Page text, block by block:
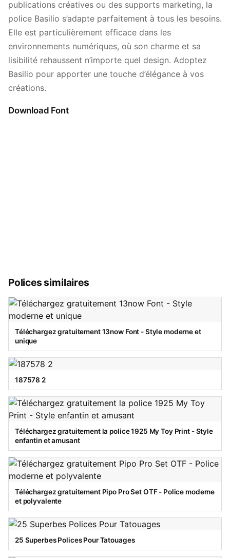
publications créatives ou des supports marketing, la
police Basilio s’adapte parfaitement à tous les besoins.
Elle est particulièrement efficace dans les
environnements numériques, où son charme et sa
lisibilité rehaussent n’importe quel design. Adoptez
Basilio pour apporter une touche d’élégance à vos
créations.
Download Font
Polices similaires
Téléchargez gratuitement 13now Font - Style moderne et
unique
187578 2
Téléchargez gratuitement la police 1925 My Toy Print - Style
enfantin et amusant
Téléchargez gratuitement Pipo Pro Set OTF - Police moderne
et polyvalente
25 Superbes Polices Pour Tatouages